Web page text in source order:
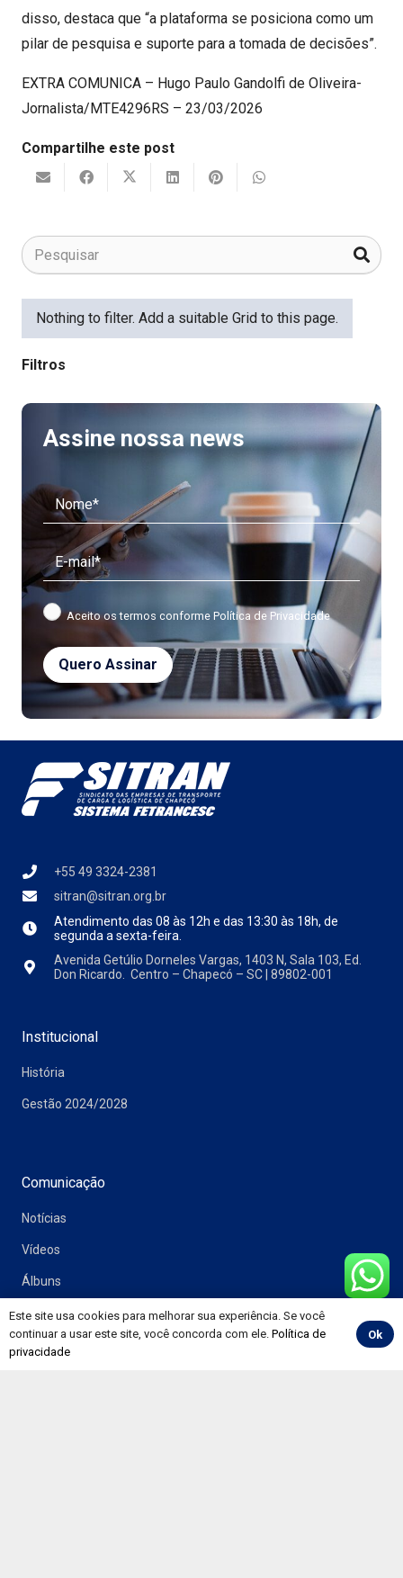
disso, destaca que “a plataforma se posiciona como um
pilar de pesquisa e suporte para a tomada de decisões”.
EXTRA COMUNICA – Hugo Paulo Gandolfi de Oliveira-
Jornalista/MTE4296RS – 23/03/2026
Compartilhe este post
Nothing to filter. Add a suitable Grid to this page.
Filtros
Assine nossa news
Aceito os termos conforme Política de Privacidade
+55 49 3324-2381
sitran@sitran.org.br
Atendimento das 08 às 12h e das 13:30 às 18h, de
segunda a sexta-feira.
Avenida Getúlio Dorneles Vargas, 1403 N, Sala 103, Ed.
Don Ricardo. Centro – Chapecó – SC | 89802-001
Institucional
História
Gestão 2024/2028
Comunicação
Notícias
Vídeos
Álbuns
Informativos
Convenções
Este site usa cookies para melhorar sua experiência. Se você
continuar a usar este site, você concorda com ele. Política de
privacidade
Ok